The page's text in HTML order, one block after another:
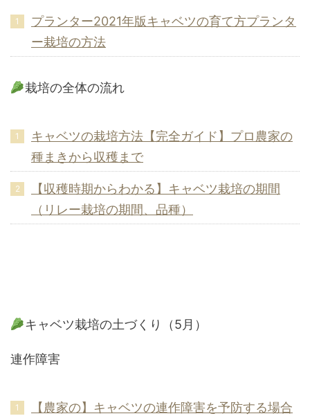
プランター2021年版キャベツの育て方プランタ
ー栽培の方法
栽培の全体の流れ
キャベツの栽培方法【完全ガイド】プロ農家の
種まきから収穫まで
【収穫時期からわかる】キャベツ栽培の期間
（リレー栽培の期間、品種）
キャベツ栽培の土づくり（5月）
連作障害
【農家の】キャベツの連作障害を予防する場合